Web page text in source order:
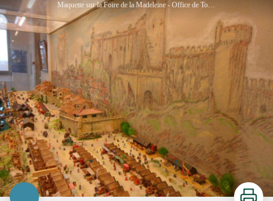
Maquette sur la Foire de la Madeleine - Office de Tourisme Beaucaire Terre d'Argence
Imprimer